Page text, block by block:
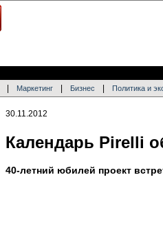
Маркетинг Бизнес Политика и
30.11.2012
Календарь Pirelli
40-летний юбилей проект